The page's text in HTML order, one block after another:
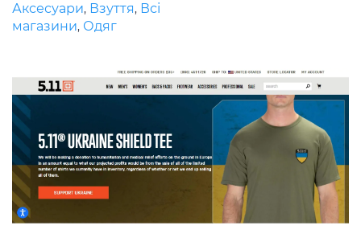
Аксесуари, Взуття, Всі
магазини, Одяг